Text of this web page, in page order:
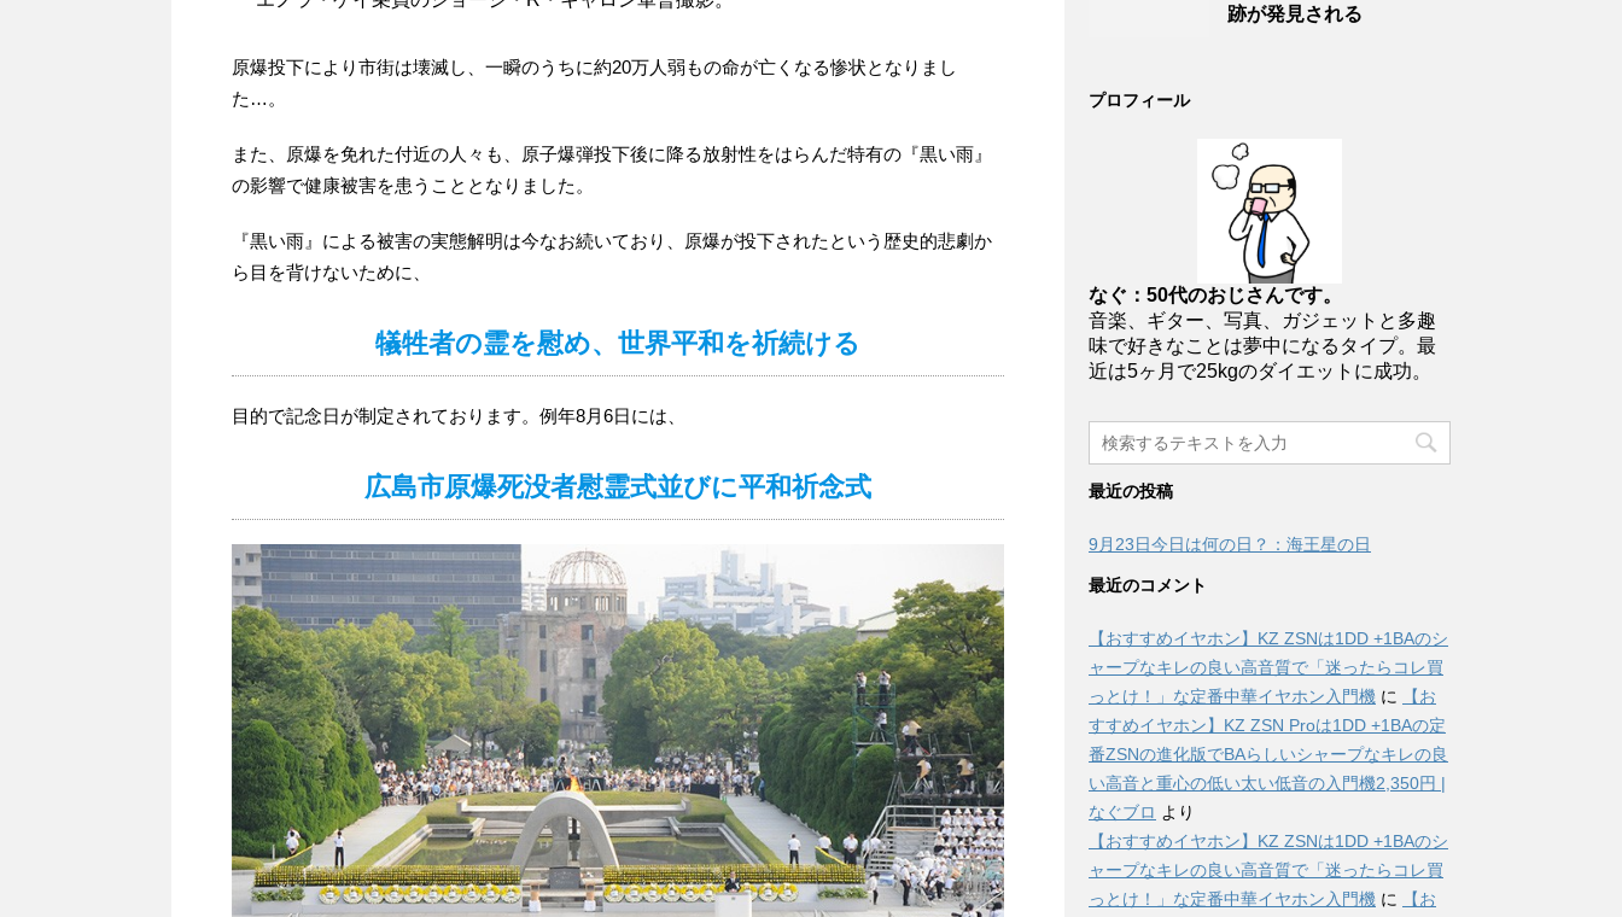
原爆投下により市街は壊滅し、一瞬のうちに約20万人弱もの命が亡くなる惨状となりまし
た…。
また、原爆を免れた付近の人々も、原子爆弾投下後に降る放射性をはらんだ特有の『黒い雨』
の影響で健康被害を患うこととなりました。
『黒い雨』による被害の実態解明は今なお続いており、原爆が投下されたという歴史的悲劇か
ら目を背けないために、
犠牲者の霊を慰め、世界平和を祈続ける
目的で記念日が制定されております。例年8月6日には、
広島市原爆死没者慰霊式並びに平和祈念式
跡が発見される
プロフィール
なぐ：50代のおじさんです。
音楽、ギター、写真、ガジェットと多趣
味で好きなことは夢中になるタイプ。最
近は5ヶ月で25kgのダイエットに成功。
最近の投稿
9月23日今日は何の日？：海王星の日
最近のコメント
【おすすめイヤホン】KZ ZSNは1DD +1BAのシ
ャープなキレの良い高音質で「迷ったらコレ買
っとけ！」な定番中華イヤホン入門機 に
【お
すすめイヤホン】KZ ZSN Proは1DD +1BAの定
番ZSNの進化版でBAらしいシャープなキレの良
い高音と重心の低い太い低音の入門機2,350円 |
なぐブロ より
【おすすめイヤホン】KZ ZSNは1DD +1BAのシ
ャープなキレの良い高音質で「迷ったらコレ買
っとけ！」な定番中華イヤホン入門機 に
【お